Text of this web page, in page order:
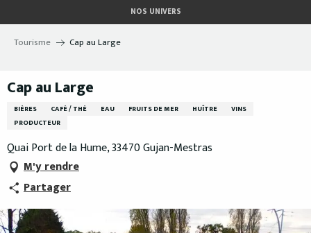
au
contenu
NOS UNIVERS
Tourisme Cap au Large
Cap au Large
BIÈRES CAFÉ / THÉ EAU FRUITS DE MER HUÎTRE
VINS
PRODUCTEUR
Quai Port de la Hume, 33470 Gujan-Mestras
M'y rendre
Partager